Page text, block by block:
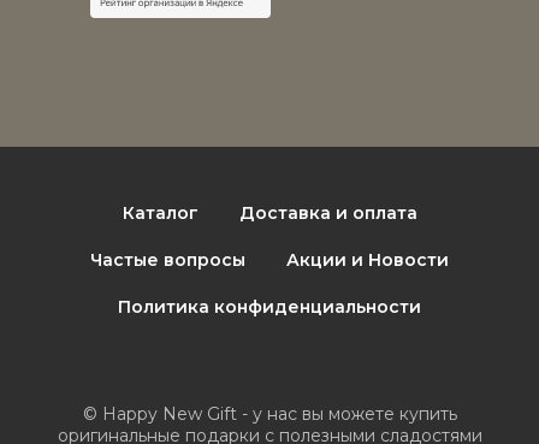
Каталог Доставка и оплата
Частые вопросы Акции и Новости
Политика конфиденциальности
© Happy New Gift - у нас вы можете купить
оригинальные подарки с полезными сладостями